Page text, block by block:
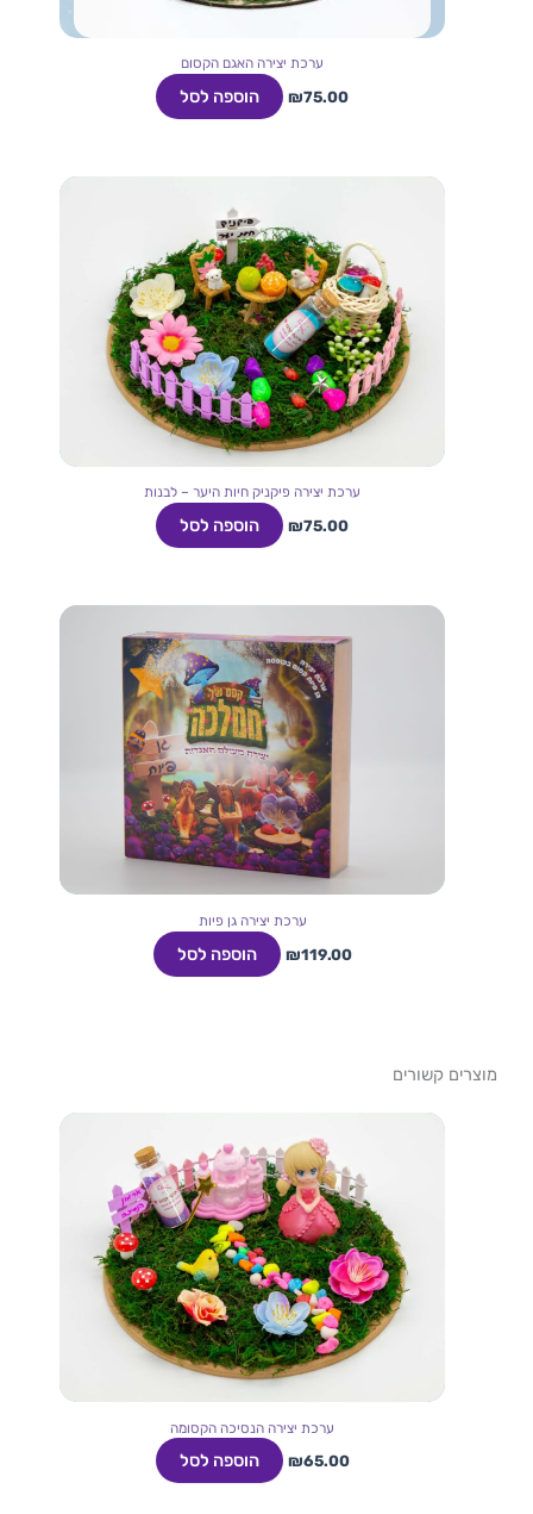
ערכת יצירה האגם הקסום
₪75.00 הוספה לסל
ערכת יצירה פיקניק חיות היער – לבנות
₪75.00 הוספה לסל
ערכת יצירה גן פיות
₪119.00 הוספה לסל
מוצרים קשורים
ערכת יצירה הנסיכה הקסומה
₪65.00 הוספה לסל